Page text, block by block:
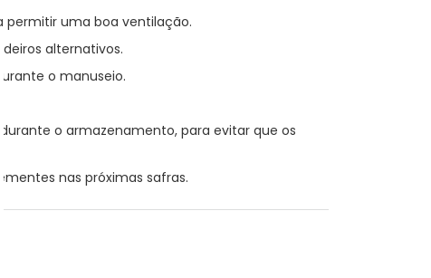
permitir uma boa ventilação.
alternativos.
o manuseio.
o armazenamento, para evitar que os
nas próximas safras.